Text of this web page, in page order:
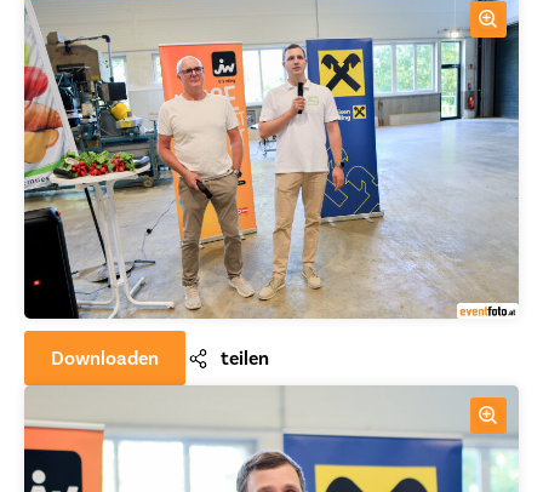
Downloaden teilen